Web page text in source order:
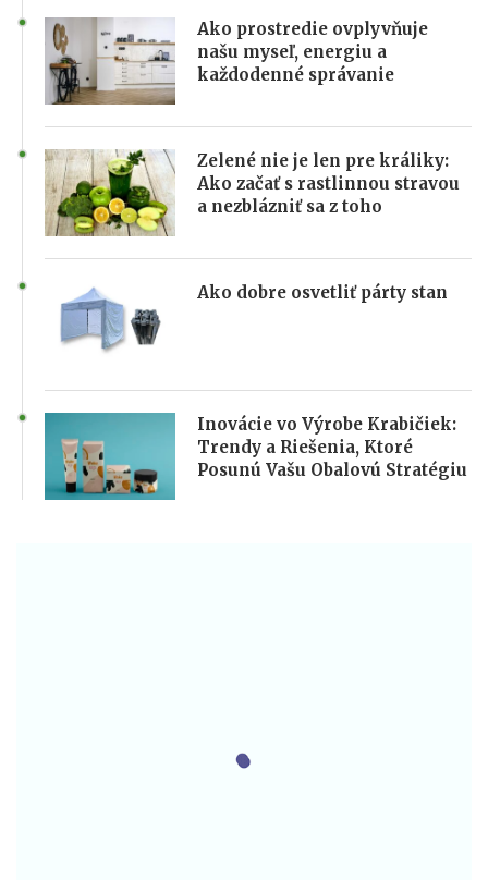
Ako prostredie ovplyvňuje
našu myseľ, energiu a
každodenné správanie
Zelené nie je len pre králiky:
Ako začať s rastlinnou stravou
a nezblázniť sa z toho
Ako dobre osvetliť párty stan
Inovácie vo Výrobe Krabičiek:
Trendy a Riešenia, Ktoré
Posunú Vašu Obalovú Stratégiu